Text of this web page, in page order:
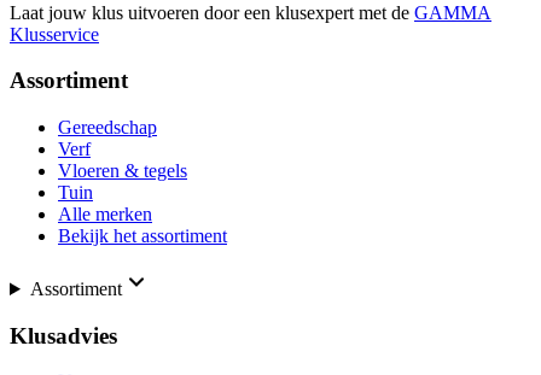
Laat jouw klus uitvoeren door een klusexpert met de GAMMA
Klusservice
Assortiment
Gereedschap
Verf
Vloeren & tegels
Tuin
Alle merken
Bekijk het assortiment
Assortiment
Klusadvies